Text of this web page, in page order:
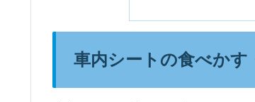
車内シートの食べかす